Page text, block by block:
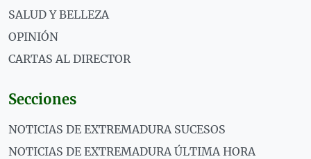
SALUD Y BELLEZA
OPINIÓN
CARTAS AL DIRECTOR
Secciones
NOTICIAS DE EXTREMADURA SUCESOS
NOTICIAS DE EXTREMADURA ÚLTIMA HORA